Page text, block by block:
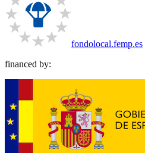
fondolocal.femp.es
financed by: